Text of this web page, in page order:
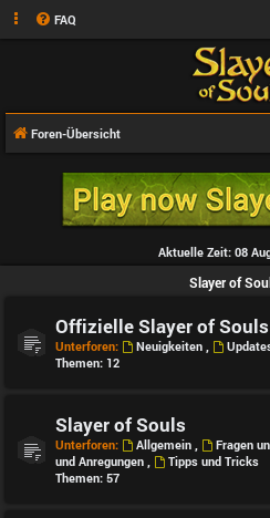
FAQ
Foren-Übersicht
Aktuelle Zeit: 08
Slayer of
Offizielle Slayer of
Unterforen: Neuigkeiten ,
Themen: 12
Slayer of Souls
Unterforen: Allgemein , Fragen
und Anregungen ,
Tipps und Tricks
Themen: 57